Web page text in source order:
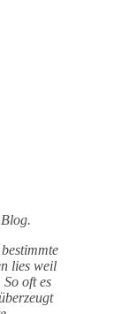
lies weil
oft es